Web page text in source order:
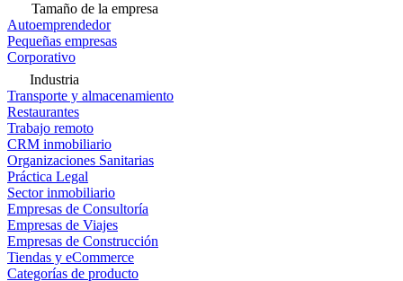
Tamaño de la empresa
Autoemprendedor
Pequeñas empresas
Corporativo
Industria
Transporte y almacenamiento
Restaurantes
Trabajo remoto
CRM inmobiliario
Organizaciones Sanitarias
Práctica Legal
Sector inmobiliario
Empresas de Consultoría
Empresas de Viajes
Empresas de Construcción
Tiendas y eCommerce
Categorías de producto